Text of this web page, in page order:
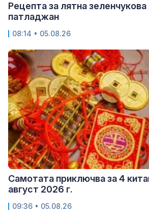
Рецепта за лятна зеленчукова
патладжан
08:14 • 05.08.26
Самотата приключва за 4
август 2026 г.
09:36 • 05.08.26